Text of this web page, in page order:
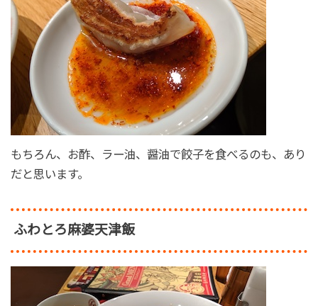
もちろん、お酢、ラー油、醤油で餃子を食べるのも、あり
だと思います。
ふわとろ麻婆天津飯